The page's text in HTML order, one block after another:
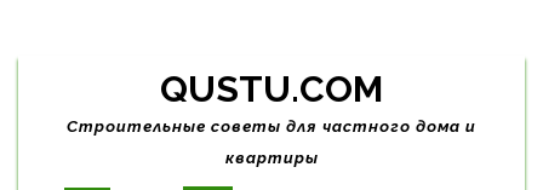
Skip
content
QUSTU.COM
Строительные советы для частного дома и
квартиры